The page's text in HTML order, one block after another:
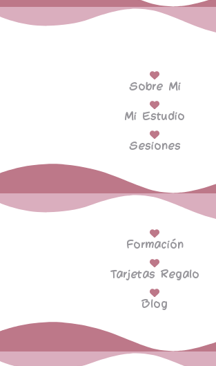
Sobre Mi
Mi Estudio
Sesiones
Formación
Tarjetas Regalo
Blog